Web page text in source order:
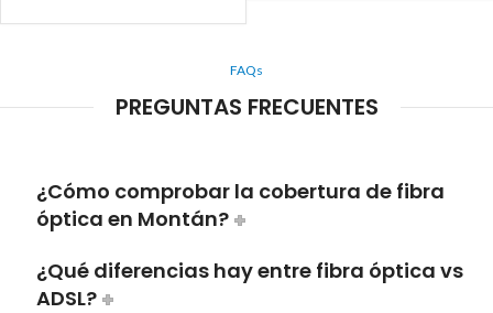
FAQs
PREGUNTAS FRECUENTES
¿Cómo comprobar la cobertura de fibra
óptica en Montán?
¿Qué diferencias hay entre fibra óptica vs
ADSL?